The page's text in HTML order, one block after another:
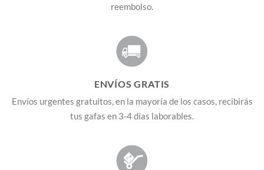
reembolso.
ENVÍOS GRATIS
Envíos urgentes gratuitos, en la mayoría de los casos, recibirás
tus gafas en 3-4 días laborables.